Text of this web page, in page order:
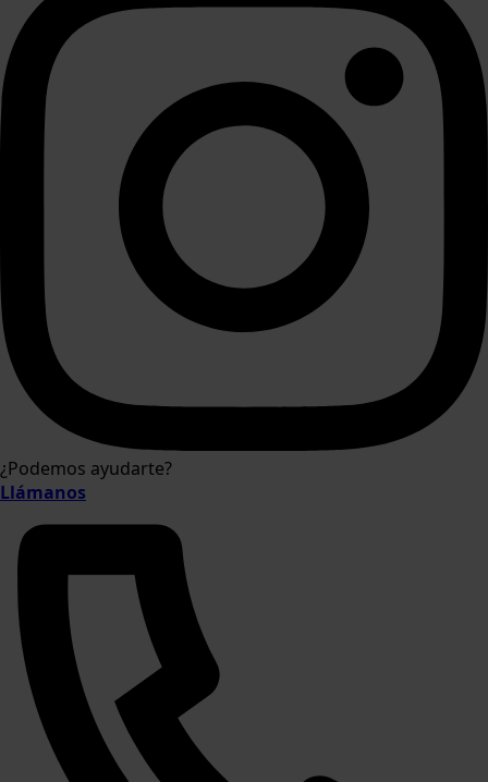
¿Podemos ayudarte?
Llámanos